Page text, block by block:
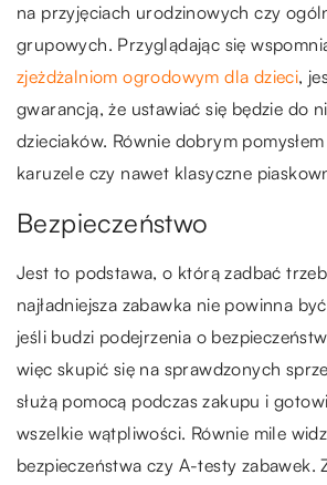
na przyjęciach urodzinowych czy
grupowych. Przyglądając się
zjeżdżalniom ogrodowym dla dzieci,
gwarancją, że ustawiać się będzie do
dzieciaków. Równie dobrym
karuzele czy nawet klasyczne
Bezpieczeństwo
Jest to podstawa, o którą zadbać
najładniejsza zabawka nie powinna
jeśli budzi podejrzenia o
więc skupić się na sprawdzonych
służą pomocą podczas zakupu i
wszelkie wątpliwości. Równie mile
bezpieczeństwa czy A-testy zabawek.